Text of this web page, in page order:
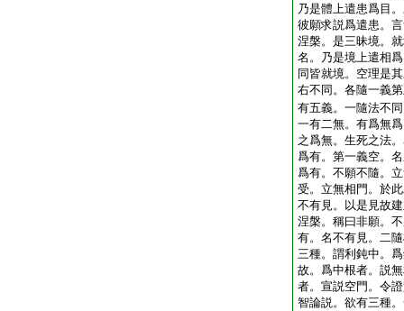
乃是體上遣患爲目
彼願求説爲遣患。
涅槃。是三昧境。
名。乃是境上遣相
同皆就境。空理是
右不同。各隨一義
有五義。一隨法不
一有二無。有爲無
之爲無。生死之法
爲有。第一義空。
爲有。不願不隨。
受。立無相門。於
不有見。以是見故
涅槃。稱曰非願。
有。名不有見。二
三種。謂利鈍中。
故。爲中根者。説
者。宣説空門。令
智論説。欲有三種